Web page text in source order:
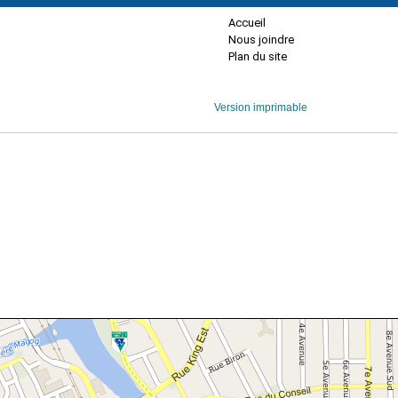
Accueil
Nous joindre
Plan du site
Version imprimable